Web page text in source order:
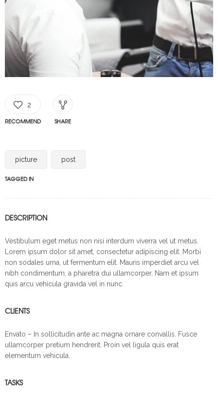
2
RECOMMEND SHARE
picture post
TAGGED IN
DESCRIPTION
Vestibulum eget metus non nisi interdum viverra vel ut metus.
Lorem ipsum dolor sit amet, consectetur adipiscing elit. Morbi
non sodales urna, ut fermentum elit. Mauris imperdiet arcu vel
nibh condimentum, a pharetra dui ullamcorper. Nam et ipsum
quis arcu vehicula gravida vel in nunc.
CLIENTS
Envato – In sollicitudin ante ac magna ornare convallis. Fusce
ullamcorper pretium hendrerit. Proin vel ligula quis erat
elementum vehicula.
TASKS